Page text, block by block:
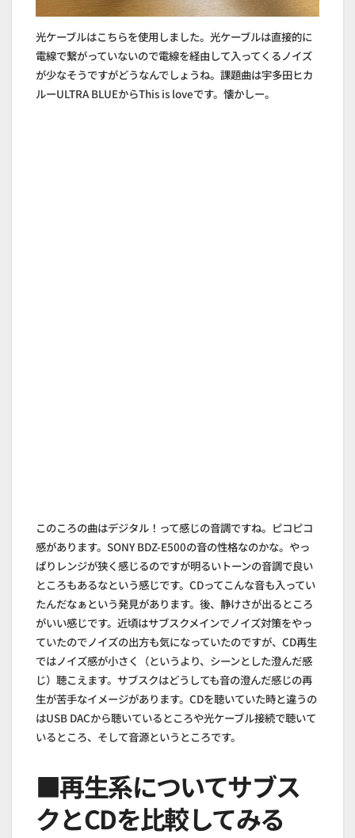
光ケーブルはこちらを使用しました。光ケーブルは直接的に
電線で繋がっていないので電線を経由して入ってくるノイズ
が少なそうですがどうなんでしょうね。課題曲は宇多田ヒカ
ルーULTRA BLUEからThis is loveです。懐かしー。
このころの曲はデジタル！って感じの音調ですね。ピコピコ
感があります。SONY BDZ-E500の音の性格なのかな。やっ
ぱりレンジが狭く感じるのですが明るいトーンの音調で良い
ところもあるなという感じです。CDってこんな音も入ってい
たんだなぁという発見があります。後、静けさが出るところ
がいい感じです。近頃はサブスクメインでノイズ対策をやっ
ていたのでノイズの出方も気になっていたのですが、CD再生
ではノイズ感が小さく（というより、シーンとした澄んだ感
じ）聴こえます。サブスクはどうしても音の澄んだ感じの再
生が苦手なイメージがあります。CDを聴いていた時と違うの
はUSB DACから聴いているところや光ケーブル接続で聴いて
いるところ、そして音源というところです。
■再生系についてサブス
クとCDを比較してみる